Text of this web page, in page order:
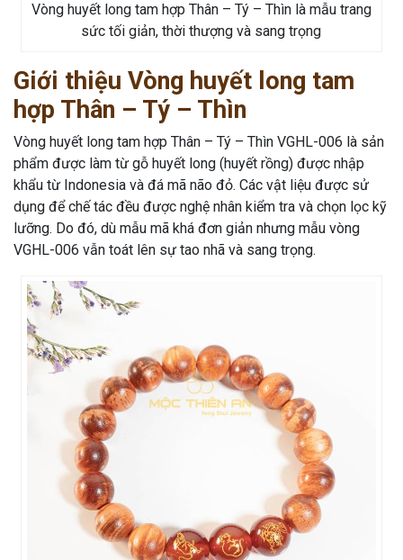
Vòng huyết long tam hợp Thân – Tý – Thìn là mẫu trang
sức tối giản, thời thượng và sang trọng
Giới thiệu Vòng huyết long tam
hợp Thân – Tý – Thìn
Vòng huyết long tam hợp Thân – Tý – Thìn VGHL-006 là sản
phẩm được làm từ gỗ huyết long (huyết rồng) được nhập
khẩu từ Indonesia và đá mã não đỏ. Các vật liệu được sử
dụng để chế tác đều được nghệ nhân kiểm tra và chọn lọc kỹ
lưỡng. Do đó, dù mẫu mã khá đơn giản nhưng mẫu vòng
VGHL-006 vẫn toát lên sự tao nhã và sang trọng.